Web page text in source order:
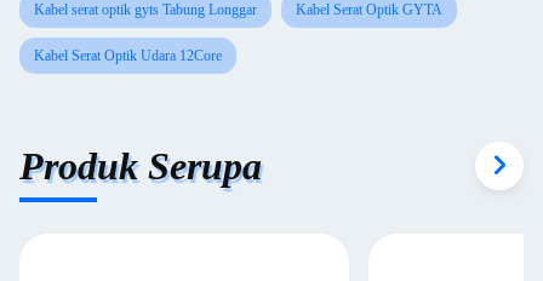
Kabel serat optik gyts Tabung Longgar Kabel Serat Optik GYTA
Kabel Serat Optik Udara 12Core
Produk Serupa